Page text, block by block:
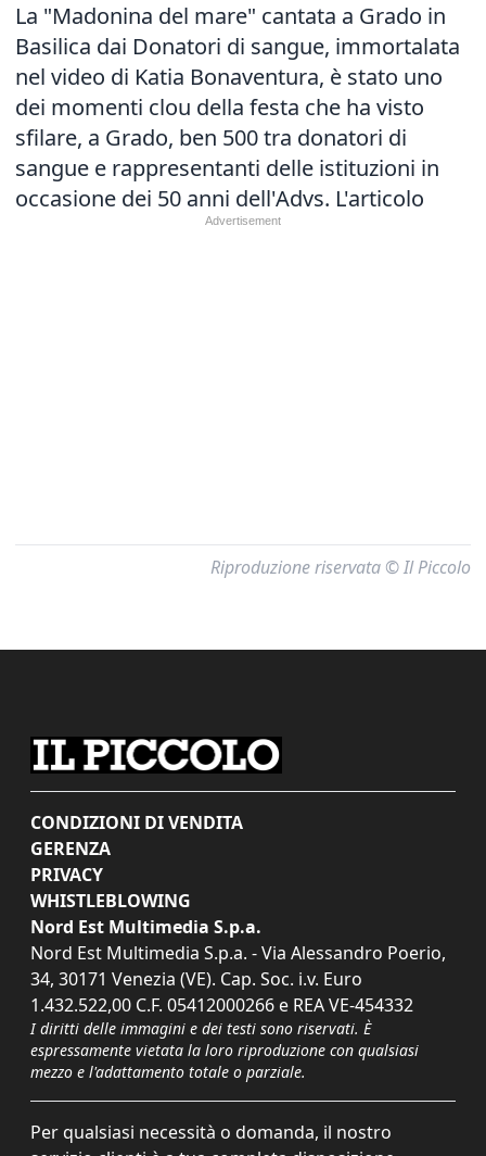
La "Madonina del mare" cantata a Grado in
Basilica dai Donatori di sangue, immortalata
nel video di Katia Bonaventura, è stato uno
dei momenti clou della festa che ha visto
sfilare, a Grado, ben 500 tra donatori di
sangue e rappresentanti delle istituzioni in
occasione dei 50 anni dell'Advs. L'articolo
Riproduzione riservata © Il Piccolo
CONDIZIONI DI VENDITA
GERENZA
PRIVACY
WHISTLEBLOWING
Nord Est Multimedia S.p.a.
Nord Est Multimedia S.p.a. - Via Alessandro Poerio,
34, 30171 Venezia (VE). Cap. Soc. i.v. Euro
1.432.522,00 C.F. 05412000266 e REA VE-454332
I diritti delle immagini e dei testi sono riservati. È
espressamente vietata la loro riproduzione con qualsiasi
mezzo e l'adattamento totale o parziale.
Per qualsiasi necessità o domanda, il nostro